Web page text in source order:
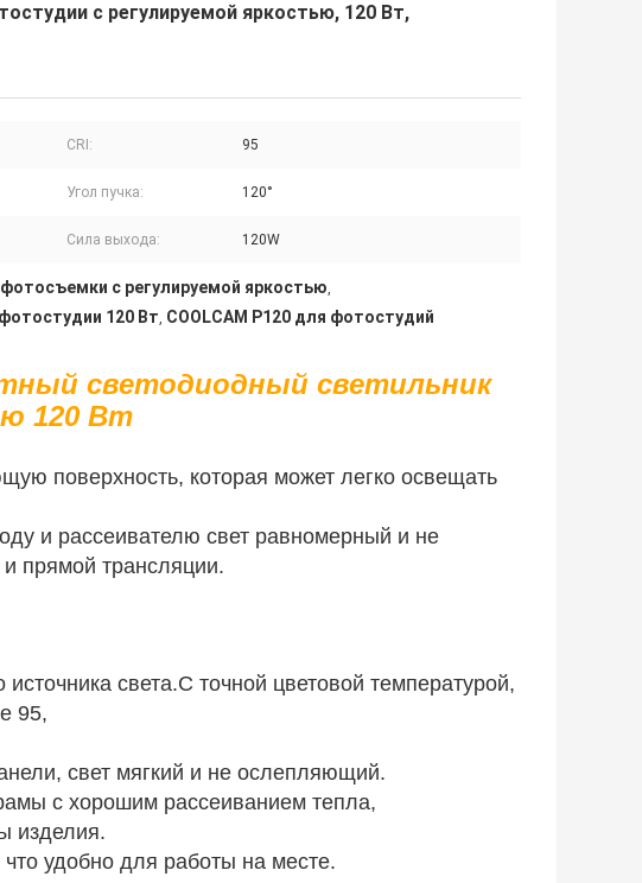
с регулируемой яркостью, 120 Вт,
CRI: 95
Угол пучка: 120°
Сила выхода: 120W
с регулируемой яркостью,
120 Вт, COOLCAM P120 для фотостудий
светодиодный светильник
120 Вт
поверхность, которая может легко освещать
и рассеивателю свет равномерный и не
прямой трансляции.
света.С точной цветовой температурой,
95,
свет мягкий и не ослепляющий.
с хорошим рассеиванием тепла,
изделия.
удобно для работы на месте.